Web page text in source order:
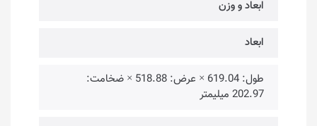
ابعاد و وزن
ابعاد
طول: 619.04 × عرض: 518.88 × ضخامت:
202.97 میلیمتر